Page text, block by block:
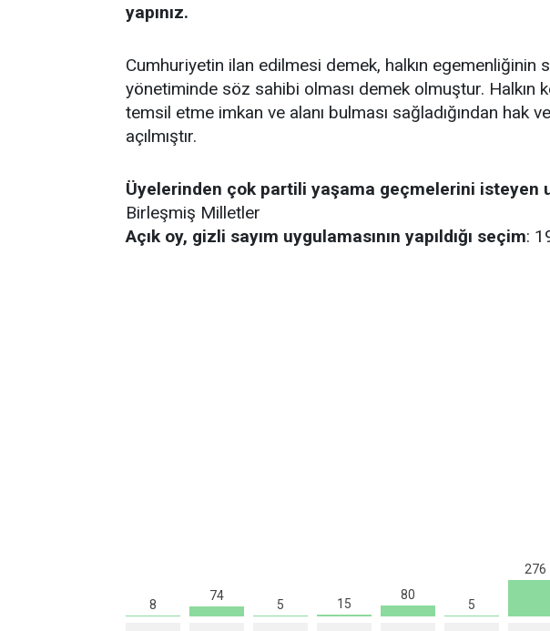
yapınız.
Cumhuriyetin ilan edilmesi demek, halkın egemenliğinin
yönetiminde söz sahibi olması demek olmuştur. Halkın
temsil etme imkan ve alanı bulması sağladığından hak
açılmıştır.
Üyelerinden çok partili yaşama geçmelerini isteyen
Birleşmiş Milletler
Açık oy, gizli sayım uygulamasının yapıldığı seçim:
8
74
5 15
80
5
276